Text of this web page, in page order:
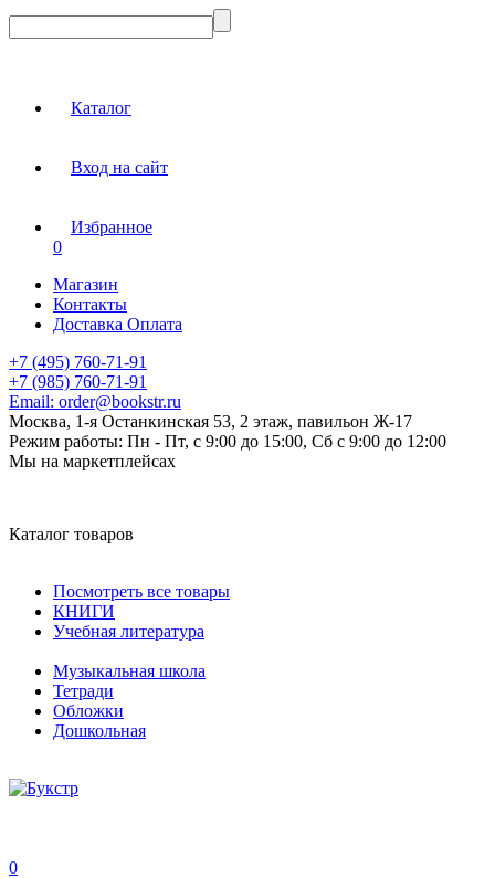
Каталог
Вход на сайт
Избранное
0
Магазин
Контакты
Доставка Оплата
+7 (495) 760-71-91
+7 (985) 760-71-91
Email: order@bookstr.ru
Москва, 1-я Останкинская 53, 2 этаж, павильон Ж-17
Режим работы: Пн - Пт, с 9:00 до 15:00, Сб с 9:00 до 12:00
Мы на маркетплейсах
Каталог товаров
Посмотреть все товары
КНИГИ
Учебная литература
Музыкальная школа
Тетради
Обложки
Дошкольная
0